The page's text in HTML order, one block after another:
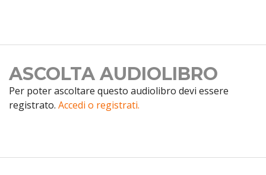
ASCOLTA AUDIOLIBRO
Per poter ascoltare questo audiolibro devi essere
registrato. Accedi o registrati.